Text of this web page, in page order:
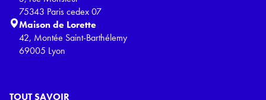
TOUT SAVOIR
75343 Paris cedex 07
Maison de Lorette
42, Montée Saint-Barthélemy
69005 Lyon